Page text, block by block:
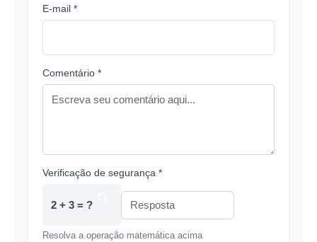
E-mail *
Comentário *
Verificação de segurança *
2 + 3 = ?
Resolva a operação matemática acima